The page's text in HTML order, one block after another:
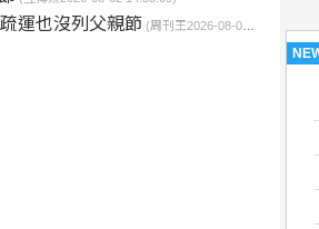
運也沒列父親節 (周刊王2026-08-02 11:15:26)